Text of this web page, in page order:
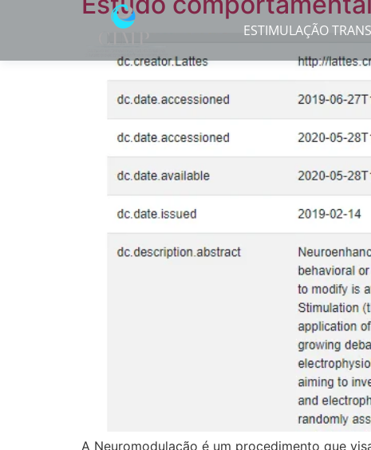
ESTIMULAÇÃO
A Neuromodulação é um procedimento que